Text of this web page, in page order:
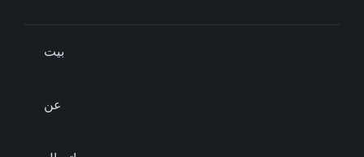
بيت
عن